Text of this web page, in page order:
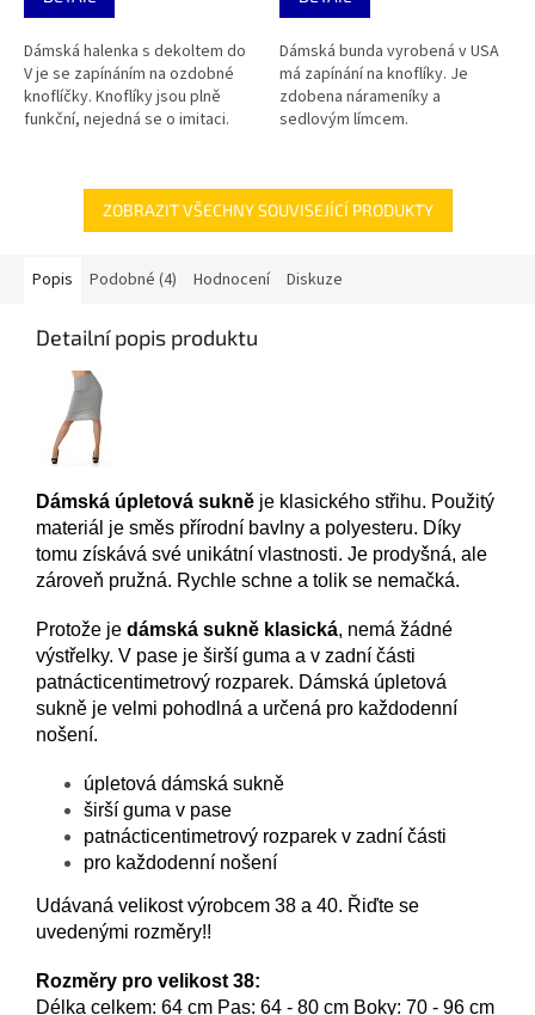
Dámská halenka s dekoltem do
V je se zapínáním na ozdobné
knoflíčky. Knoflíky jsou plně
funkční, nejedná se o imitaci.
Dámská bunda vyrobená v USA
má zapínání na knoflíky. Je
zdobena nárameníky a
sedlovým límcem.
ZOBRAZIT VŠECHNY SOUVISEJÍCÍ PRODUKTY
Popis Podobné (4) Hodnocení Diskuze
Detailní popis produktu
Dámská úpletová sukně je klasického střihu. Použitý
materiál je směs přírodní bavlny a polyesteru. Díky
tomu získává své unikátní vlastnosti. Je prodyšná, ale
zároveň pružná. Rychle schne a tolik se nemačká.
Protože je dámská sukně klasická, nemá žádné
výstřelky. V pase je širší guma a v zadní části
patnácticentimetrový rozparek. Dámská úpletová
sukně je velmi pohodlná a určená pro každodenní
nošení.
úpletová dámská sukně
širší guma v pase
patnácticentimetrový rozparek v zadní části
pro každodenní nošení
Udávaná velikost výrobcem 38 a 40. Řiďte se
uvedenými rozměry!!
Rozměry pro velikost 38:
Délka celkem: 64 cm Pas: 64 - 80 cm Boky: 70 - 96 cm